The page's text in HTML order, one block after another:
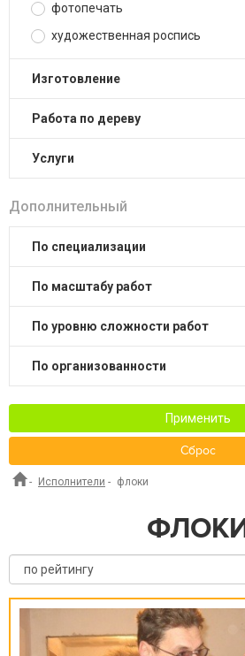
фотопечать
художественная роспись
изготовление
работа по дереву
услуги
Дополнительный
по специализации
по масштабу работ
по уровню сложности работ
по организованности
Применить
Сброс
- Исполнители - флоки
ФЛОКИ